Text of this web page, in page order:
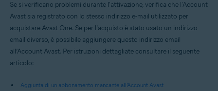
Se si verificano problemi durante l'attivazione, verifica che l'Account
Avast sia registrato con lo stesso indirizzo e-mail utilizzato per
acquistare Avast One. Se per l’acquisto è stato usato un indirizzo
email diverso, è possibile aggiungere questo indirizzo email
all’Account Avast. Per istruzioni dettagliate consultare il seguente
articolo:
Aggiunta di un abbonamento mancante all’Account Avast